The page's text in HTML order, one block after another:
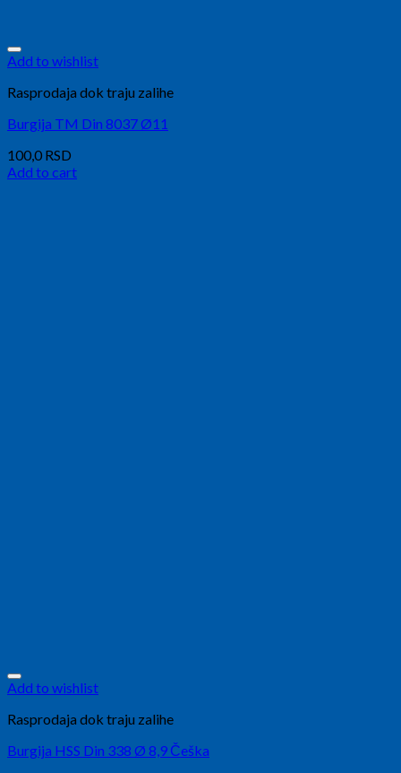
Add to wishlist
Rasprodaja dok traju zalihe
Burgija TM Din 8037 Ø11
100,0 RSD
Add to cart
Add to wishlist
Rasprodaja dok traju zalihe
Burgija HSS Din 338 Ø 8,9 Češka